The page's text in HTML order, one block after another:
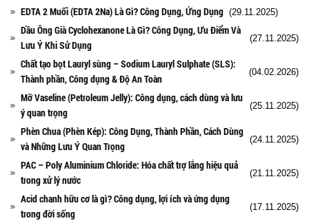
EDTA 2 Muối (EDTA 2Na) Là Gì? Công Dụng, Ứng Dụng (29.11.2025)
Dầu Ông Già Cyclohexanone Là Gì? Công Dụng, Ưu Điểm Và
Lưu Ý Khi Sử Dụng
(27.11.2025)
Chất tạo bọt Lauryl sùng – Sodium Lauryl Sulphate (SLS):
Thành phần, Công dụng & Độ An Toàn
(04.02.2026)
Mỡ Vaseline (Petroleum Jelly): Công dụng, cách dùng và lưu
ý quan trọng
(25.11.2025)
Phèn Chua (Phèn Kép): Công Dụng, Thành Phần, Cách Dùng
và Những Lưu Ý Quan Trọng
(24.11.2025)
PAC – Poly Aluminium Chloride: Hóa chất trợ lắng hiệu quả
trong xử lý nước
(21.11.2025)
Acid chanh hữu cơ là gì? Công dụng, lợi ích và ứng dụng
trong đời sống
(17.11.2025)